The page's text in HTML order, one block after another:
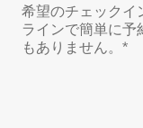
希望のチェックイ
ラインで簡単に予
もありません。*